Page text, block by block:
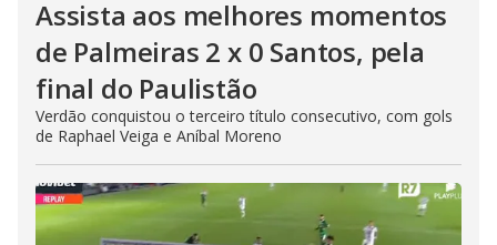
Assista aos melhores momentos
de Palmeiras 2 x 0 Santos, pela
final do Paulistão
Verdão conquistou o terceiro título consecutivo, com gols
de Raphael Veiga e Aníbal Moreno